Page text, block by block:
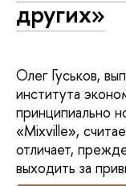
других»
Олег Гуськов,
института
принципиально
«Mixville»,
отличает,
выходить за